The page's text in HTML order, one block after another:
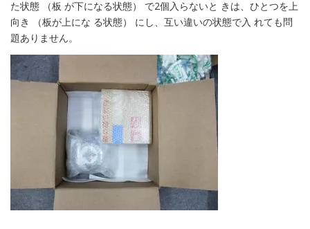
た状態 （板 が下になる状態） で2個入らないと きは、ひとつを上
向き （板が上にな る状態） にし、互い違いの状態で入 れても問
題ありません。